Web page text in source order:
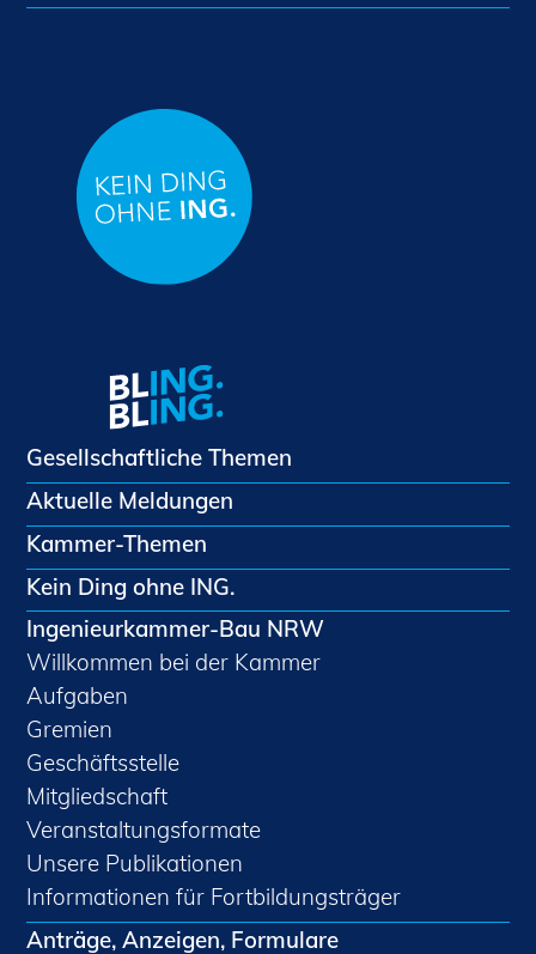
Gesellschaftliche Themen
Aktuelle Meldungen
Kammer-Themen
Kein Ding ohne ING.
Ingenieurkammer-Bau NRW
Willkommen bei der Kammer
Aufgaben
Gremien
Geschäftsstelle
Mitgliedschaft
Veranstaltungsformate
Unsere Publikationen
Informationen für Fortbildungsträger
Anträge, Anzeigen, Formulare